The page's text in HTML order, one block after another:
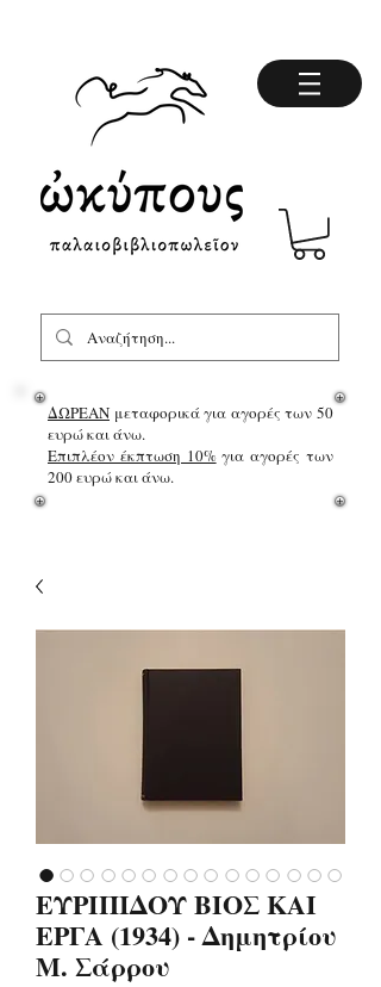
ΔΩΡΕΑΝ μεταφορικά για αγορές των 50
ευρώ και άνω.
Επιπλέον έκπτωση 10%για αγορές των
200 ευρώ και άνω.
ΕΥΡΙΠΙΔΟΥ ΒΙΟΣ ΚΑΙ
ΕΡΓΑ (1934) - Δημητρίου
Μ. Σάρρου